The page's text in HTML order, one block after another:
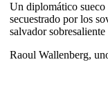
Un diplomático sueco
secuestrado por los
salvador
Raoul Wallenberg,